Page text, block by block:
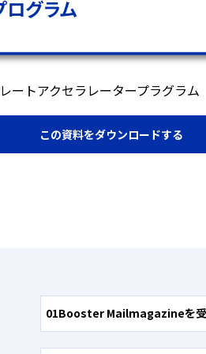
ートアクセラレータープラグラム
この資料をダウンロードする
01Booster Mailmagazineを